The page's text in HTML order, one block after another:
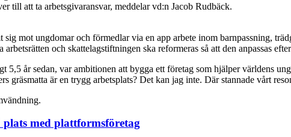
till att ta arbetsgivaransvar, meddelar vd:n Jacob Rudbäck.
mot ungdomar och förmedlar via en app arbete inom barnpassning,
och skattelagstiftningen ska reformeras så att den anpassas
5,5 år sedan, var ambitionen att bygga ett företag som hjälper världens
gräsmatta är en trygg arbetsplats? Det kan jag inte. Där stannade vårt
med plattformsföretag